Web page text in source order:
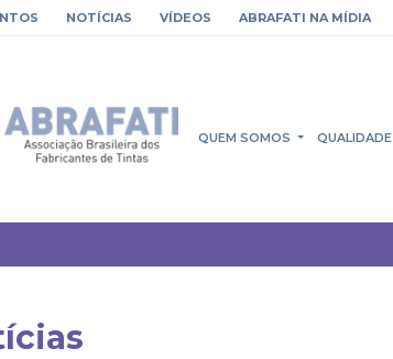
NOTÍCIAS VÍDEOS ABRAFATI NA MÍDIA
QUEM SOMOS QUALIDADE